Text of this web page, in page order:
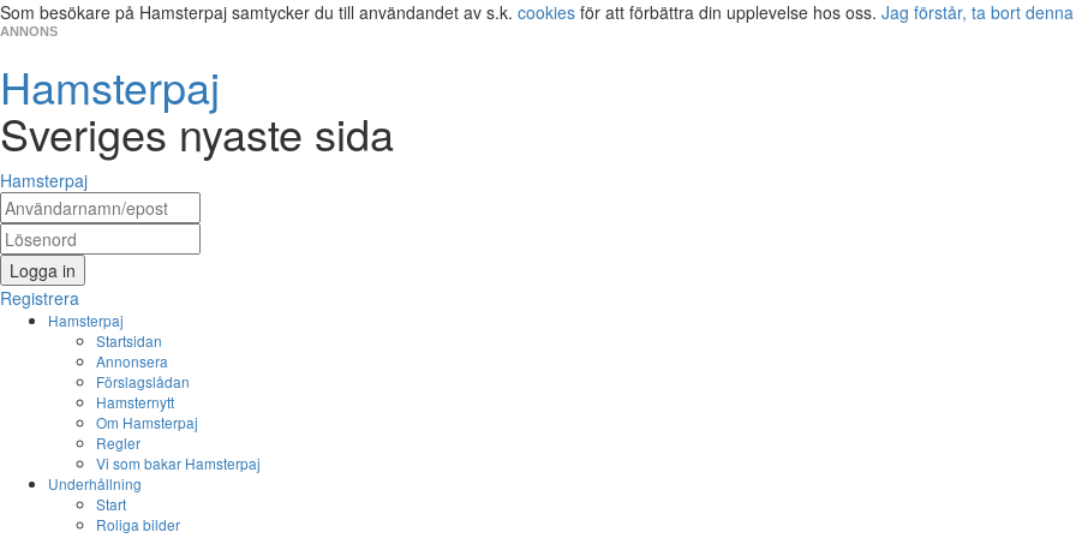
Som besökare på Hamsterpaj samtycker du till användandet av s.k. cookies för att förbättra din upplevelse hos oss. Jag förstår, ta bort
ANNONS
Hamsterpaj
Sveriges nyaste sida
Hamsterpaj
Logga in
Registrera
Hamsterpaj
Startsidan
Annonsera
Förslagslådan
Hamsternytt
Om Hamsterpaj
Regler
Vi som bakar Hamsterpaj
Underhållning
Start
Roliga bilder